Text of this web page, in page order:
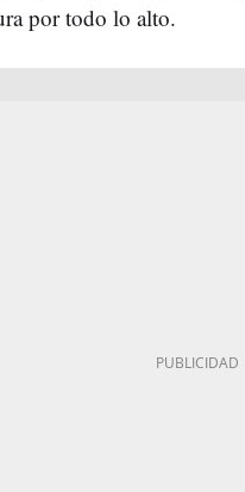
por todo lo alto.